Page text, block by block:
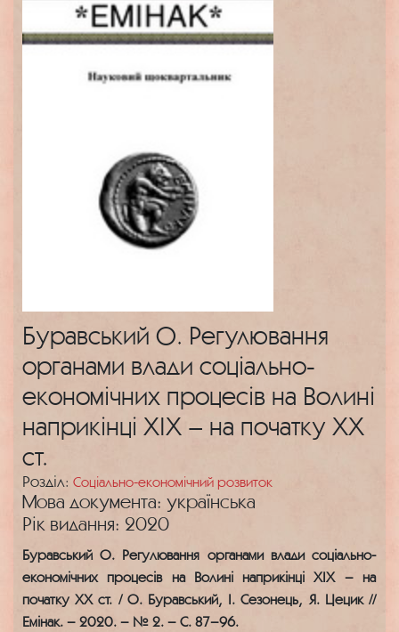
Буравський О. Регулювання
органами влади соціально-
економічних процесів на Волині
наприкінці ХІХ – на початку ХХ
ст.
Розділ: Соціально-економічний розвиток
Мова документа: українська
Рік видання: 2020
Буравський О. Регулювання органами влади соціально-
економічних процесів на Волині наприкінці ХІХ – на
початку ХХ ст. / О. Буравський, І. Сезонець, Я. Цецик //
Емінак. – 2020. – № 2. – С. 87–96.